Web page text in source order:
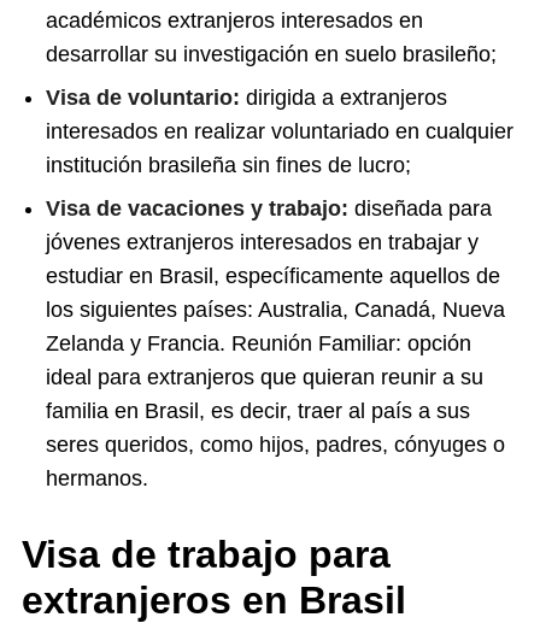
académicos extranjeros interesados ​​en
desarrollar su investigación en suelo brasileño;
Visa de voluntario: dirigida a extranjeros
interesados ​​en realizar voluntariado en cualquier
institución brasileña sin fines de lucro;
Visa de vacaciones y trabajo: diseñada para
jóvenes extranjeros interesados ​​en trabajar y
estudiar en Brasil, específicamente aquellos de
los siguientes países: Australia, Canadá, Nueva
Zelanda y Francia. Reunión Familiar: opción
ideal para extranjeros que quieran reunir a su
familia en Brasil, es decir, traer al país a sus
seres queridos, como hijos, padres, cónyuges o
hermanos.
Visa de trabajo para
extranjeros en Brasil